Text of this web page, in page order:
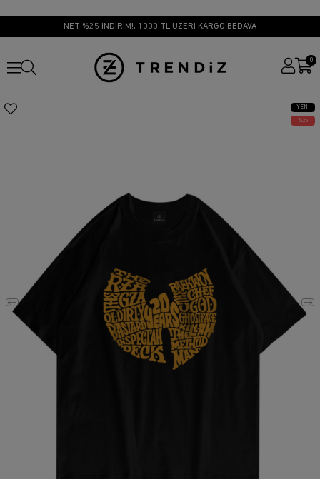
NET %25 İNDİRİM!, 1000 TL ÜZERİ KARGO BEDAVA
0
YENI
ÜRÜN
25